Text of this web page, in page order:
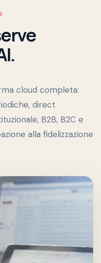
cloud completa:
direct
B2B, B2C e
alla fidelizzazione